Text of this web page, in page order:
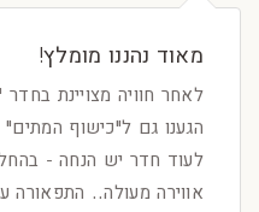
מאוד נהננו מומלץ!
לאחר חוויה מצויינת
הגענו גם ל"כישוף
לעוד חדר יש הנחה -
אווירה מעולה..